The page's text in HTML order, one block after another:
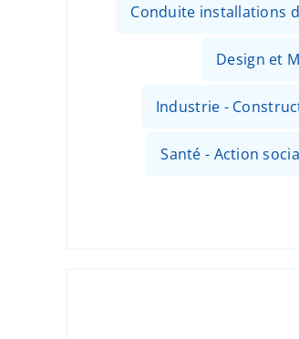
Conduite installations
Design et
Industrie -
Santé - Action